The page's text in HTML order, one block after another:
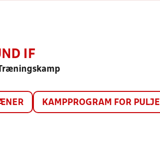
IF
KAMPPROGRAM FOR PULJE